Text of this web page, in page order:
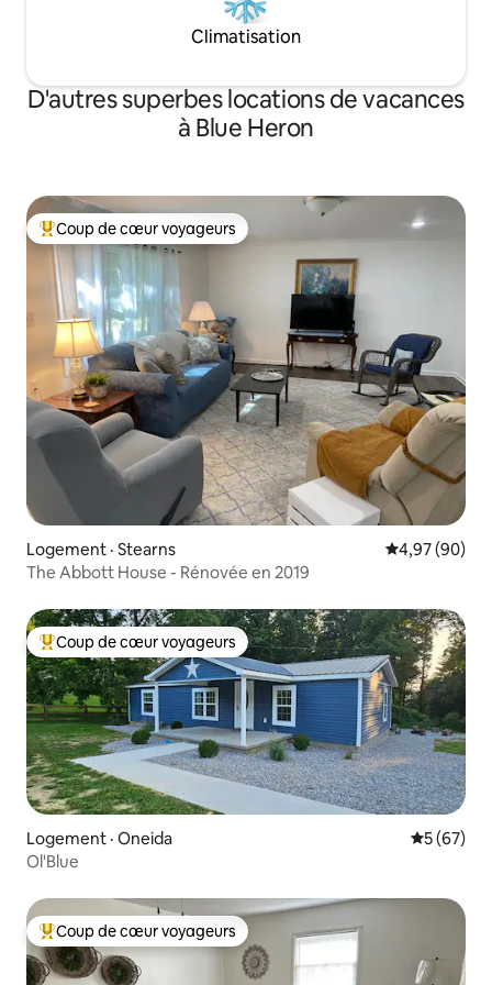
Climatisation
D'autres superbes locations de vacances
à Blue Heron
Coup de cœur voyageurs parmi les plus aimés
Coup de cœur voyageurs
Logement · Stearns Note
4,97 (90)
The Abbott House - Rénovée en 2019
Coup de cœur voyageurs parmi les plus aimés
Coup de cœur voyageurs
Logement · Oneida Note
5 (67)
Ol'Blue
Coup de cœur voyageurs parmi les plus aimés
Coup de cœur voyageurs